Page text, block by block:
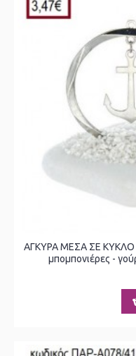
ΑΓΚΥΡΑ ΜΕΣΑ ΣΕ
μπομπονιέρες -